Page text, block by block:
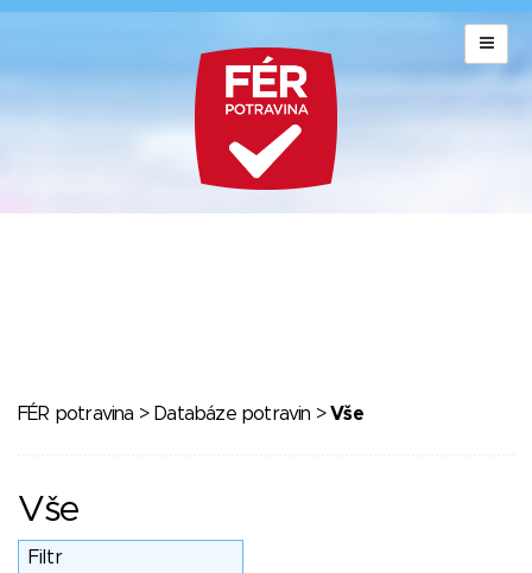
FÉR potravina > Databáze potravin >Vše
Vše